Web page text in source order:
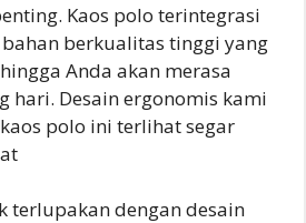
Kaos polo terintegrasi
berkualitas tinggi yang
Anda akan merasa
hari. Desain ergonomis kami
polo ini terlihat segar
terlupakan dengan desain